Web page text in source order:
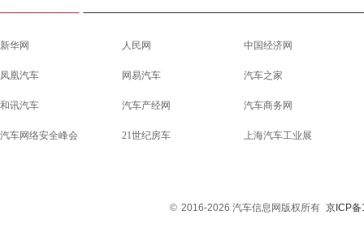
新华网 人民网 中国经济网
凤凰汽车 网易汽车 汽车之家
和讯汽车 汽车产经网 汽车商务网
汽车网络安全峰会 21世纪房车 上海汽车工业展
© 2016-2026 汽车信息网版权所有 京ICP